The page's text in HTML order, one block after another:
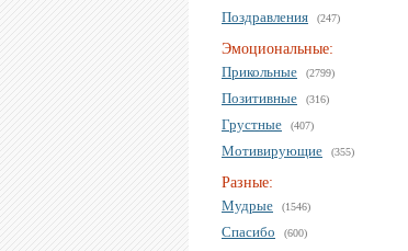
Поздравления (247)
Эмоциональные:
Прикольные
(2799)
Позитивные (316)
Грустные (407)
Мотивирующие (355)
Разные:
Мудрые
(1546)
Спасибо (600)